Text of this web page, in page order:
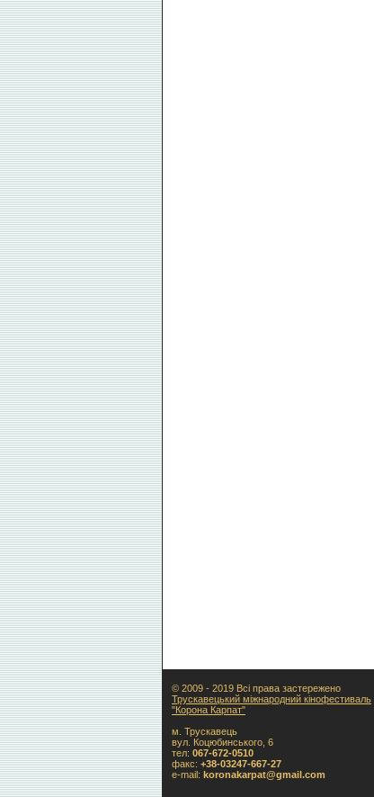
© 2009 - 2019 Всі права застережено
Трускавецький міжнародний кінофестиваль
"Корона Карпат"
м. Трускавець
вул. Коцюбинського, 6
тел: 067-672-0510
факс: +38-03247-667-27
e-mail: koronakarpat@gmail.com